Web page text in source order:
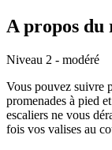
A propos du
Niveau 2 - modéré
Vous pouvez suivre
promenades à pied
escaliers ne vous
fois vos valises au